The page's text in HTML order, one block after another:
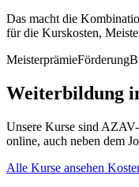
Das macht die
für die Kurskosten,
MeisterprämieFörderung
Weiterbildung
Unsere Kurse sind
online, auch neben dem
Alle Kurse ansehen